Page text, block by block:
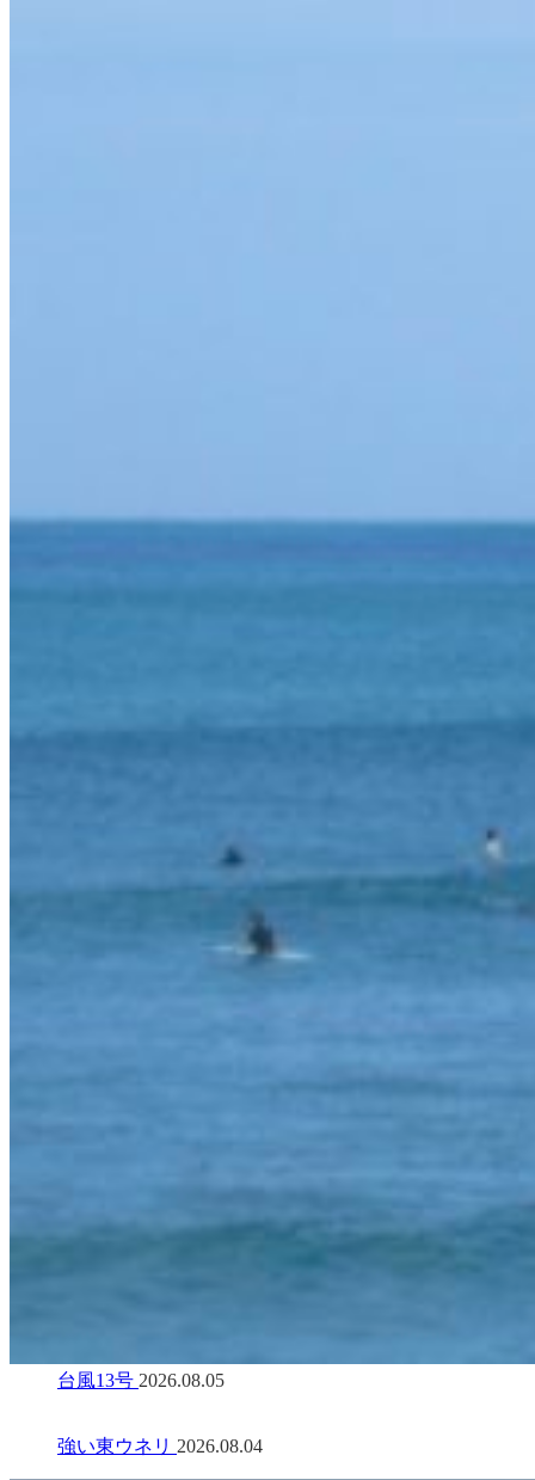
台風13号 2026.08.05
強い東ウネリ 2026.08.04